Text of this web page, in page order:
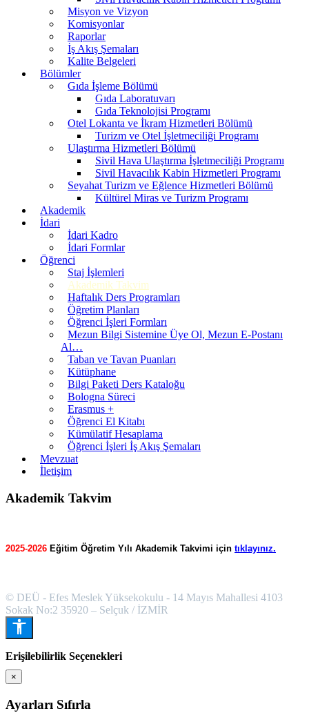
Misyon ve Vizyon
Komisyonlar
Raporlar
İş Akış Şemaları
Kalite Belgeleri
Bölümler
Gıda İşleme Bölümü
Gıda Laboratuvarı
Gıda Teknolojisi Programı
Otel Lokanta ve İkram Hizmetleri Bölümü
Turizm ve Otel İşletmeciliği Programı
Ulaştırma Hizmetleri Bölümü
Sivil Hava Ulaştırma İşletmeciliği Programı
Sivil Havacılık Kabin Hizmetleri Programı
Seyahat Turizm ve Eğlence Hizmetleri Bölümü
Kültürel Miras ve Turizm Programı
Akademik
İdari
İdari Kadro
İdari Formlar
Öğrenci
Staj İşlemleri
Akademik Takvim
Haftalık Ders Programları
Öğretim Planları
Öğrenci İşleri Formları
Mezun Bilgi Sistemine Üye Ol, Mezun E-Postanı
Al…
Taban ve Tavan Puanları
Kütüphane
Bilgi Paketi Ders Kataloğu
Bologna Süreci
Erasmus +
Öğrenci El Kitabı
Kümülatif Hesaplama
Öğrenci İşleri İş Akış Şemaları
Mevzuat
İletişim
Akademik Takvim
2025-2026 Eğitim Öğretim Yılı Akademik Takvimi için tıklayınız.
© DEÜ - Efes Meslek Yüksekokulu - 14 Mayıs Mahallesi 4103
Sokak No:2 35920 – Selçuk / İZMİR
Erişilebilirlik Seçenekleri
×
Ayarları Sıfırla